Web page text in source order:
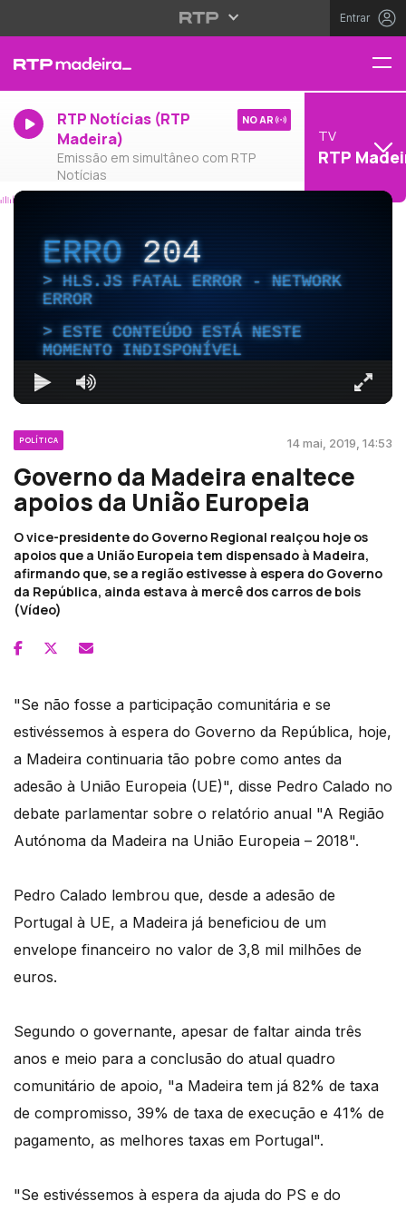
Entrar
RTP Notícias (RTP
Madeira)
Emissão em simultâneo com RTP
Notícias
NO AR
TV
RTP
ERRO204
HLS.JS FATAL ERROR - NETWORK
ERROR
ESTE CONTEÚDO ESTÁ NESTE
MOMENTO INDISPONÍVEL
POLÍTICA 14 mai, 2019, 14:53
Governo da Madeira enaltece
apoios da União Europeia
O vice-presidente do Governo Regional realçou hoje os
apoios que a União Europeia tem dispensado à Madeira,
afirmando que, se a região estivesse à espera do Governo
da República, ainda estava à mercê dos carros de bois
(Vídeo)
"Se não fosse a participação comunitária e se
estivéssemos à espera do Governo da República, hoje,
a Madeira continuaria tão pobre como antes da
adesão à União Europeia (UE)", disse Pedro Calado no
debate parlamentar sobre o relatório anual "A Região
Autónoma da Madeira na União Europeia – 2018".
Pedro Calado lembrou que, desde a adesão de
Portugal à UE, a Madeira já beneficiou de um
envelope financeiro no valor de 3,8 mil milhões de
euros.
Segundo o governante, apesar de faltar ainda três
anos e meio para a conclusão do atual quadro
comunitário de apoio, "a Madeira tem já 82% de taxa
de compromisso, 39% de taxa de execução e 41% de
pagamento, as melhores taxas em Portugal".
"Se estivéssemos à espera da ajuda do PS e do